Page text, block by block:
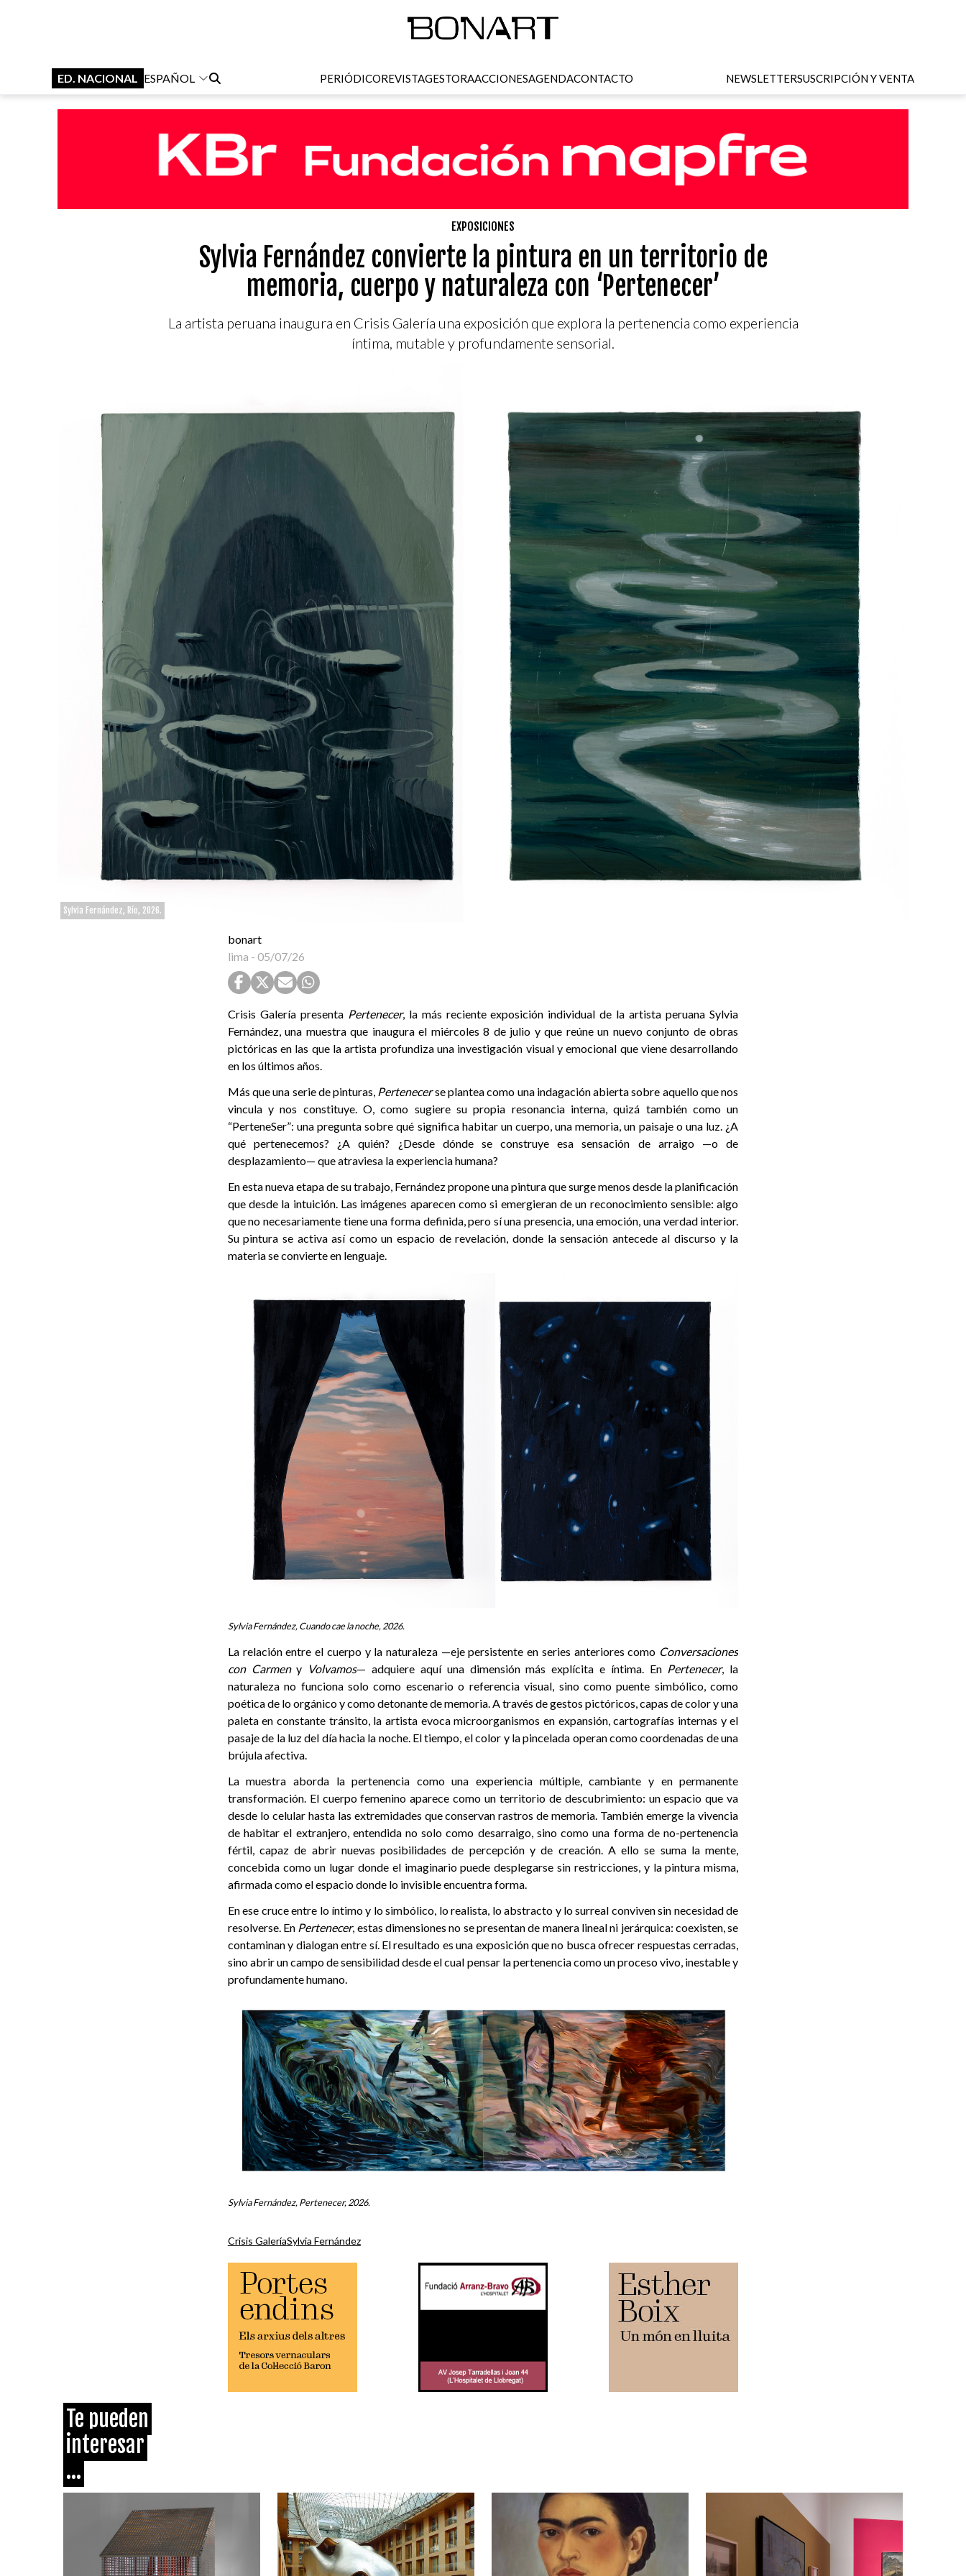
ED. NACIONAL ESPAÑOL PERIÓDICOREVISTAGESTORAACCIONESAGENDACONTACTO NEWSLETTERSUSCRIPCIÓN Y VENTA
EXPOSICIONES
Sylvia Fernández convierte la pintura en un territorio de
memoria, cuerpo y naturaleza con ‘Pertenecer’
La artista peruana inaugura en Crisis Galería una exposición que explora la pertenencia como experiencia
íntima, mutable y profundamente sensorial.
Sylvia Fernández, Río, 2026.
bonart
lima - 05/07/26
Crisis Galería presenta Pertenecer, la más reciente exposición individual de la artista peruana Sylvia
Fernández, una muestra que inaugura el miércoles 8 de julio y que reúne un nuevo conjunto de obras
pictóricas en las que la artista profundiza una investigación visual y emocional que viene desarrollando
en los últimos años.
Más que una serie de pinturas, Pertenecerse plantea como una indagación abierta sobre aquello que nos
vincula y nos constituye. O, como sugiere su propia resonancia interna, quizá también como un
“PerteneSer”: una pregunta sobre qué significa habitar un cuerpo, una memoria, un paisaje o una luz. ¿A
qué pertenecemos? ¿A quién? ¿Desde dónde se construye esa sensación de arraigo —o de
desplazamiento— que atraviesa la experiencia humana?
En esta nueva etapa de su trabajo, Fernández propone una pintura que surge menos desde la planificación
que desde la intuición. Las imágenes aparecen como si emergieran de un reconocimiento sensible: algo
que no necesariamente tiene una forma definida, pero sí una presencia, una emoción, una verdad interior.
Su pintura se activa así como un espacio de revelación, donde la sensación antecede al discurso y la
materia se convierte en lenguaje.
Sylvia Fernández, Cuando cae la noche, 2026.
La relación entre el cuerpo y la naturaleza —eje persistente en series anteriores como Conversaciones
con Carmeny Volvamos— adquiere aquí una dimensión más explícita e íntima. En Pertenecer, la
naturaleza no funciona solo como escenario o referencia visual, sino como puente simbólico, como
poética de lo orgánico y como detonante de memoria. A través de gestos pictóricos, capas de color y una
paleta en constante tránsito, la artista evoca microorganismos en expansión, cartografías internas y el
pasaje de la luz del día hacia la noche. El tiempo, el color y la pincelada operan como coordenadas de una
brújula afectiva.
La muestra aborda la pertenencia como una experiencia múltiple, cambiante y en permanente
transformación. El cuerpo femenino aparece como un territorio de descubrimiento: un espacio que va
desde lo celular hasta las extremidades que conservan rastros de memoria. También emerge la vivencia
de habitar el extranjero, entendida no solo como desarraigo, sino como una forma de no-pertenencia
fértil, capaz de abrir nuevas posibilidades de percepción y de creación. A ello se suma la mente,
concebida como un lugar donde el imaginario puede desplegarse sin restricciones, y la pintura misma,
afirmada como el espacio donde lo invisible encuentra forma.
En ese cruce entre lo íntimo y lo simbólico, lo realista, lo abstracto y lo surreal conviven sin necesidad de
resolverse. En Pertenecer, estas dimensiones no se presentan de manera lineal ni jerárquica: coexisten, se
contaminan y dialogan entre sí. El resultado es una exposición que no busca ofrecer respuestas cerradas,
sino abrir un campo de sensibilidad desde el cual pensar la pertenencia como un proceso vivo, inestable y
profundamente humano.
Sylvia Fernández, Pertenecer, 2026.
Crisis GaleríaSylvia Fernández
Te pueden
interesar
...